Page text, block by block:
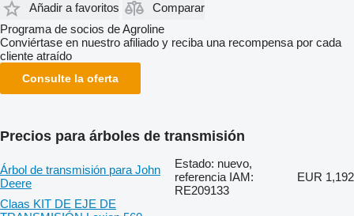
Añadir a favoritos
Comparar
Programa de socios de Agroline
Conviértase en nuestro afiliado y reciba una recompensa por cada
cliente atraído
Consulte la oferta
Precios para árboles de transmisión
Árbol de transmisión para John
Deere
Estado: nuevo,
referencia IAM:
RE209133
EUR 1,192
Claas KIT DE EJE DE